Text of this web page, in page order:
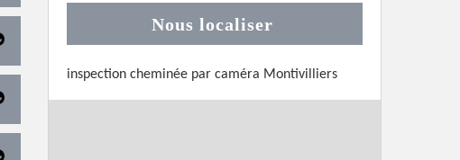
Nous localiser
inspection cheminée par caméra Montivilliers